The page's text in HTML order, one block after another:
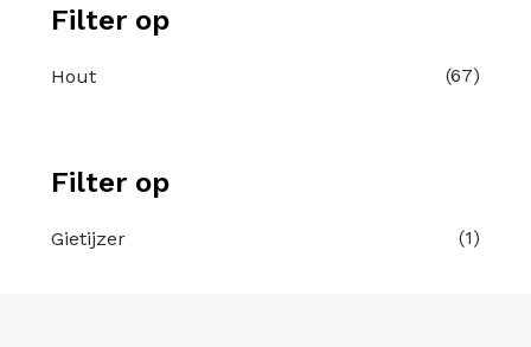
Filter op
Hout (67)
Filter op
Gietijzer (1)